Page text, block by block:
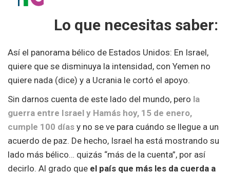
Lo que necesitas saber:
Así el panorama bélico de Estados Unidos: En Israel,
quiere que se disminuya la intensidad, con Yemen no
quiere nada (dice) y a Ucrania le cortó el apoyo.
Sin darnos cuenta de este lado del mundo, pero la
guerra entre Israel y Hamás hoy, 15 de enero,
cumple 100 días y no se ve para cuándo se llegue a un
acuerdo de paz. De hecho, Israel ha está mostrando su
lado más bélico… quizás “más de la cuenta”, por así
decirlo. Al grado que el país que más les da cuerda a